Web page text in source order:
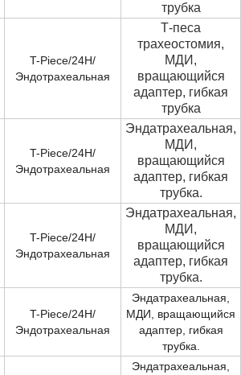
трубка
T-Piece/24H/
Эндотрахеальная
Т-песа
трахеостомия,
МДИ,
вращающийся
адаптер, гибкая
трубка
T-Piece/24H/
Эндотрахеальная
Эндатрахеальная,
МДИ,
вращающийся
адаптер, гибкая
трубка.
T-Piece/24H/
Эндотрахеальная
Эндатрахеальная,
МДИ,
вращающийся
адаптер, гибкая
трубка.
T-Piece/24H/
Эндотрахеальная
Эндатрахеальная,
МДИ, вращающийся
адаптер, гибкая
трубка.
Эндатрахеальная,